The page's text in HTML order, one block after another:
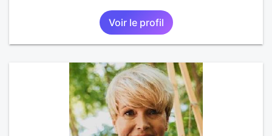
Voir le profil